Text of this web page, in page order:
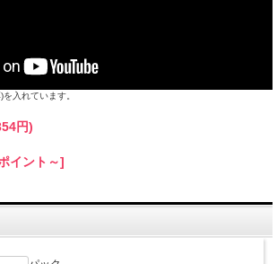
てご購入の場合は当店にお任せください。
送方法についての問い合わせをする場合がございます。
をご確認ください。
入れています。
円)
イント～]